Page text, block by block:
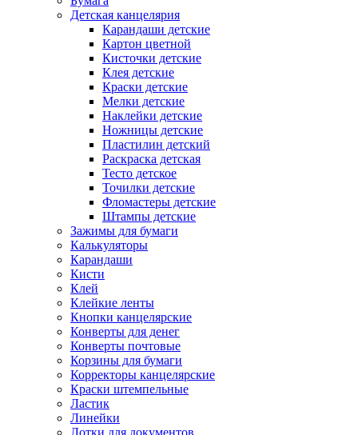
Детская канцелярия
Карандаши детские
Картон цветной
Кисточки детские
Клея детские
Краски детские
Мелки детские
Наклейки детские
Ножницы детские
Пластилин детский
Раскраска детская
Тесто детское
Точилки детские
Фломастеры детские
Штампы детские
Зажимы для бумаги
Калькуляторы
Карандаши
Кисти
Клей
Клейкие ленты
Кнопки канцелярские
Конверты для денег
Конверты почтовые
Корзины для бумаги
Корректоры канцелярские
Краски штемпельные
Ластик
Линейки
Лотки для документов